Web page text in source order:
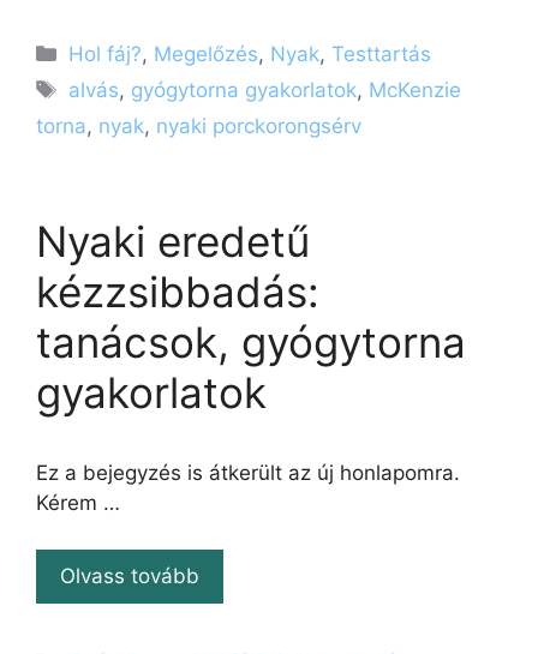
Kategória
Hol fáj?, Megelőzés, Nyak,Testtartás
Címkék
alvás, gyógytorna gyakorlatok, McKenzie
torna, nyak, nyaki porckorongsérv
Nyaki eredetű
kézzsibbadás:
tanácsok, gyógytorna
gyakorlatok
Ez a bejegyzés is átkerült az új honlapomra.
Kérem …
Olvass tovább